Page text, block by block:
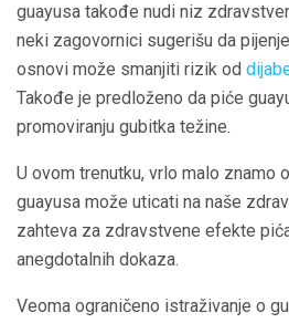
guayusa takođe nudi niz
neki zagovornici sugerišu da
osnovi može smanjiti rizik od
Takođe je predloženo da piće
promoviranju gubitka težine.
U ovom trenutku, vrlo malo znamo
guayusa može uticati na naše
zahteva za zdravstvene efekte
anegdotalnih dokaza.
Veoma ograničeno istraživanje o